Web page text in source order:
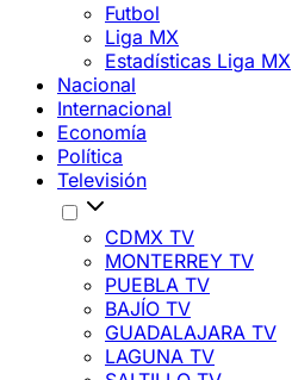
Futbol
Liga MX
Estadísticas Liga MX
Nacional
Internacional
Economía
Política
Televisión
CDMX TV
MONTERREY TV
PUEBLA TV
BAJÍO TV
GUADALAJARA TV
LAGUNA TV